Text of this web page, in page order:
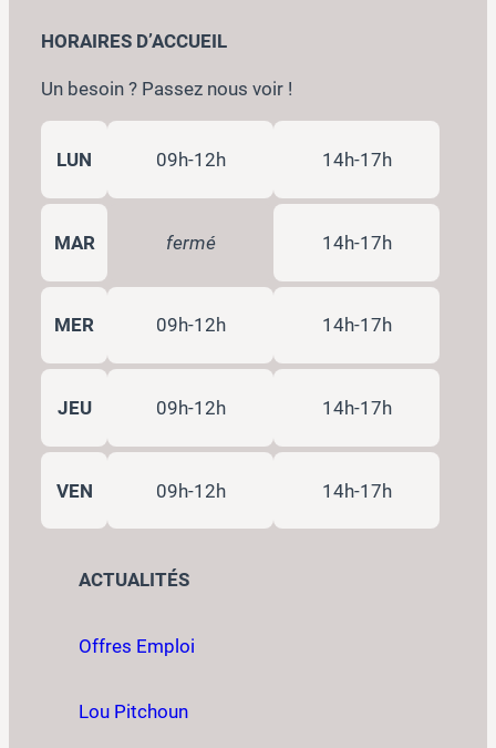
HORAIRES D’ACCUEIL
Un besoin ? Passez nous voir !
LUN 09h-12h 14h-17h
MAR fermé 14h-17h
MER 09h-12h 14h-17h
JEU 09h-12h 14h-17h
VEN 09h-12h 14h-17h
ACTUALITÉS
Offres Emploi
Lou Pitchoun